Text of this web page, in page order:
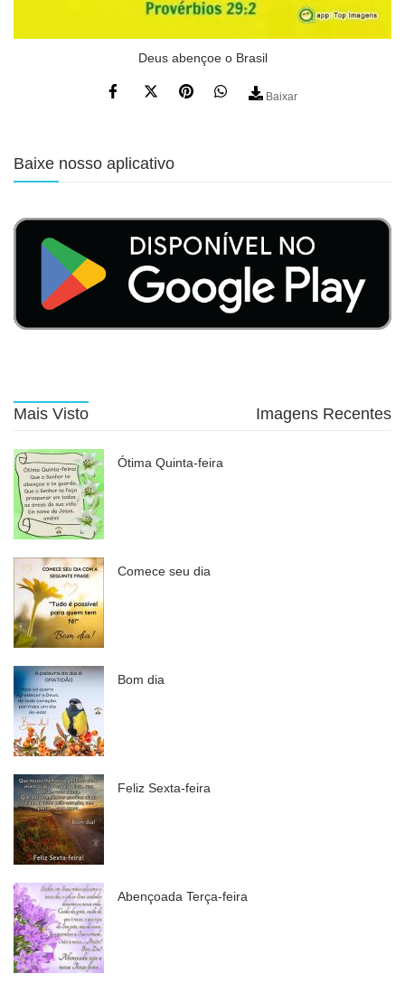
Deus abençoe o Brasil
Baixar
Baixe nosso aplicativo
Mais Visto Imagens Recentes
Ótima Quinta-feira
Comece seu dia
Bom dia
Feliz Sexta-feira
Abençoada Terça-feira